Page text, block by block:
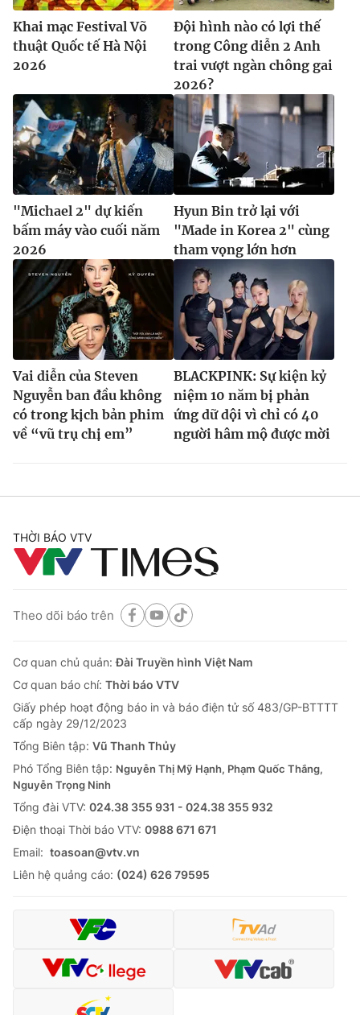
Khai mạc Festival Võ
thuật Quốc tế Hà Nội
2026
Đội hình nào có lợi thế
trong Công diễn 2 Anh
trai vượt ngàn chông gai
2026?
"Michael 2" dự kiến
bấm máy vào cuối năm
2026
Hyun Bin trở lại với
"Made in Korea 2" cùng
tham vọng lớn hơn
Vai diễn của Steven
Nguyễn ban đầu không
có trong kịch bản phim
về “vũ trụ chị em”
BLACKPINK: Sự kiện kỷ
niệm 10 năm bị phản
ứng dữ dội vì chỉ có 40
người hâm mộ được mời
THỜI BÁO VTV
Theo dõi báo trên
Cơ quan chủ quản:Đài Truyền hình Việt Nam
Cơ quan báo chí: Thời báo VTV
Giấy phép hoạt động báo in và báo điện tử số 483/GP-BTTTT
cấp ngày 29/12/2023
Tổng Biên tập: Vũ Thanh Thủy
Phó Tổng Biên tập: Nguyễn Thị Mỹ Hạnh, Phạm Quốc Thắng,
Nguyễn Trọng Ninh
Tổng đài VTV: 024.38 355 931 - 024.38 355 932
Ðiện thoại Thời báo VTV: 0988 671 671
Email: toasoan@vtv.vn
Liên hệ quảng cáo: (024) 626 79595